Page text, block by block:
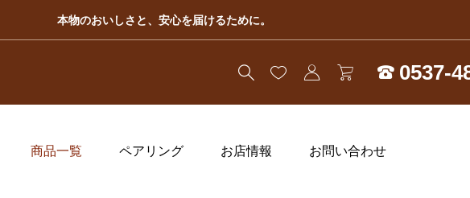
本物のおいしさと、安心を届けるために。
商品一覧 ペアリング お店情報 お問い合わせ